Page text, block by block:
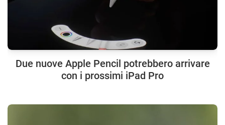
Due nuove Apple Pencil potrebbero arrivare
con i prossimi iPad Pro